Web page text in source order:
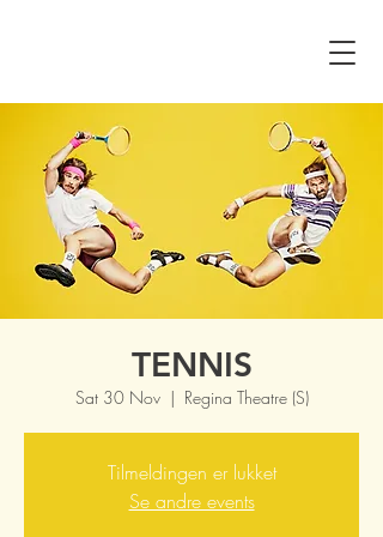
TENNIS
Sat 30 Nov
  |
Regina Theatre (S)
Tilmeldingen er lukket
Se andre events